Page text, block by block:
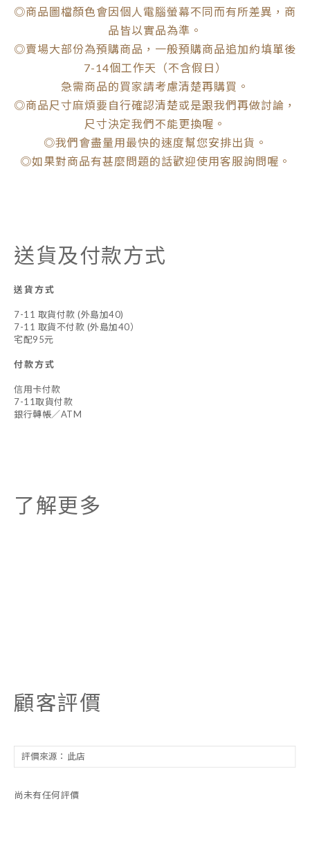
◎商品圖檔顏色會因個人電腦螢幕不同而有所差異，商
品皆以實品為準。
◎賣場大部份為預購商品，一般預購商品追加約填單後
7-14個工作天（不含假日）
急需商品的買家請考慮清楚再購買。
◎商品尺寸麻煩要自行確認清楚或是跟我們再做討論，
尺寸決定我們不能更換喔。
◎我們會盡量用最快的速度幫您安排出貨。
◎如果對商品有甚麼問題的話歡迎使用客服詢問喔。
送貨及付款方式
送貨方式
7-11 取貨付款 (外島加40)
7-11 取貨不付款 (外島加40）
宅配95元
付款方式
信用卡付款
7-11取貨付款
銀行轉帳／ATM
了解更多
顧客評價
尚未有任何評價